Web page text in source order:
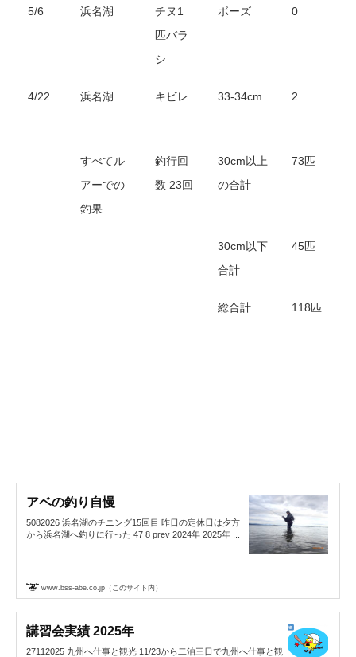
5/6 浜名湖
チヌ1
匹バラ
シ
ボーズ 0
4/22 浜名湖 キビレ 33-34cm 2
すべてル
アーでの
釣果
釣行回
数 23回
30cm以上
の合計
73匹
30cm以下
合計
45匹
総合計 118匹
アベの釣り自慢
5082026 浜名湖のチニング15回目 昨日の定休日は夕方
から浜名湖へ釣りに行った 47 8 prev 2024年 2025年 ...
www.bss-abe.co.jp（このサイト内）
講習会実績 2025年
27112025 九州へ仕事と観光 11/23から二泊三日で九州へ仕事と観